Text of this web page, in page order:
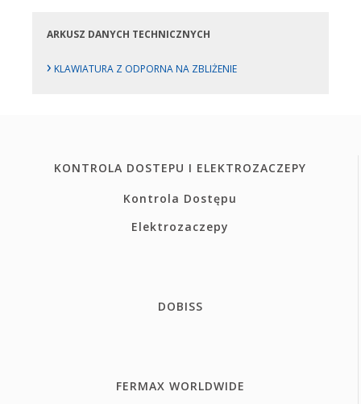
ARKUSZ DANYCH TECHNICZNYCH
› KLAWIATURA Z ODPORNA NA ZBLIŻENIE
KONTROLA DOSTEPU I ELEKTROZACZEPY
Kontrola Dostępu
Elektrozaczepy
DOBISS
FERMAX WORLDWIDE